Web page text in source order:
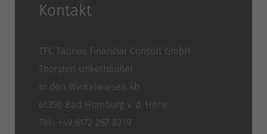
Kontakt
TFC Taunus Financial Consult GmbH
Thorsten Unkelhäußer
In den Winkelwiesen 4b
61350 Bad Homburg v. d. Höhe
Tel.: +49 6172 267 8219